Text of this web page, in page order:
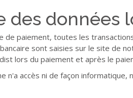
des données
de paiement, toutes les
sont saisies sur le site de
lors du paiement et après le
n'a accès ni de façon